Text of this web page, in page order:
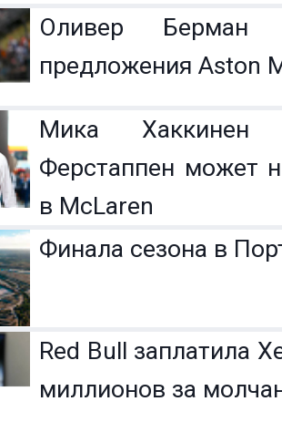
Оливер Берман
предложения Aston
Мика Хаккинен
Ферстаппен может
в McLaren
Финала сезона в
Red Bull заплатила
миллионов за